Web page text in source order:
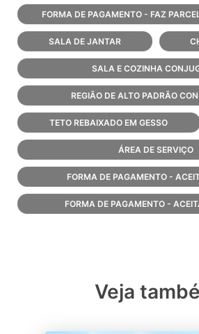
FORMA DE PAGAMENTO - FAZ
SALA DE JANTAR
SALA E COZINHA
REGIÃO DE ALTO PADRÃO
TETO REBAIXADO EM GESSO
ÁREA DE SERVIÇO
FORMA DE PAGAMENTO -
FORMA DE PAGAMENTO -
Veja